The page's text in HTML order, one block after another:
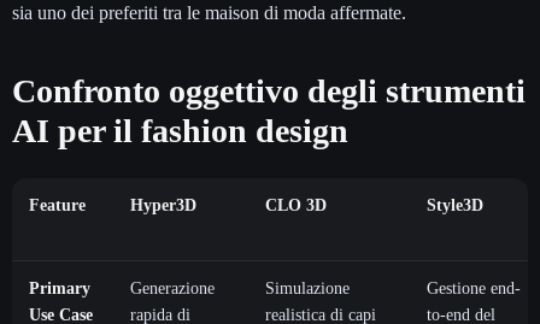
sia uno dei preferiti tra le maison di moda affermate.
Confronto oggettivo degli strumenti
AI per il fashion design
Feature Hyper3D CLO 3D Style3D
Primary
Use Case
Generazione
rapida di
Simulazione
realistica di capi
Gestione end-
to-end del